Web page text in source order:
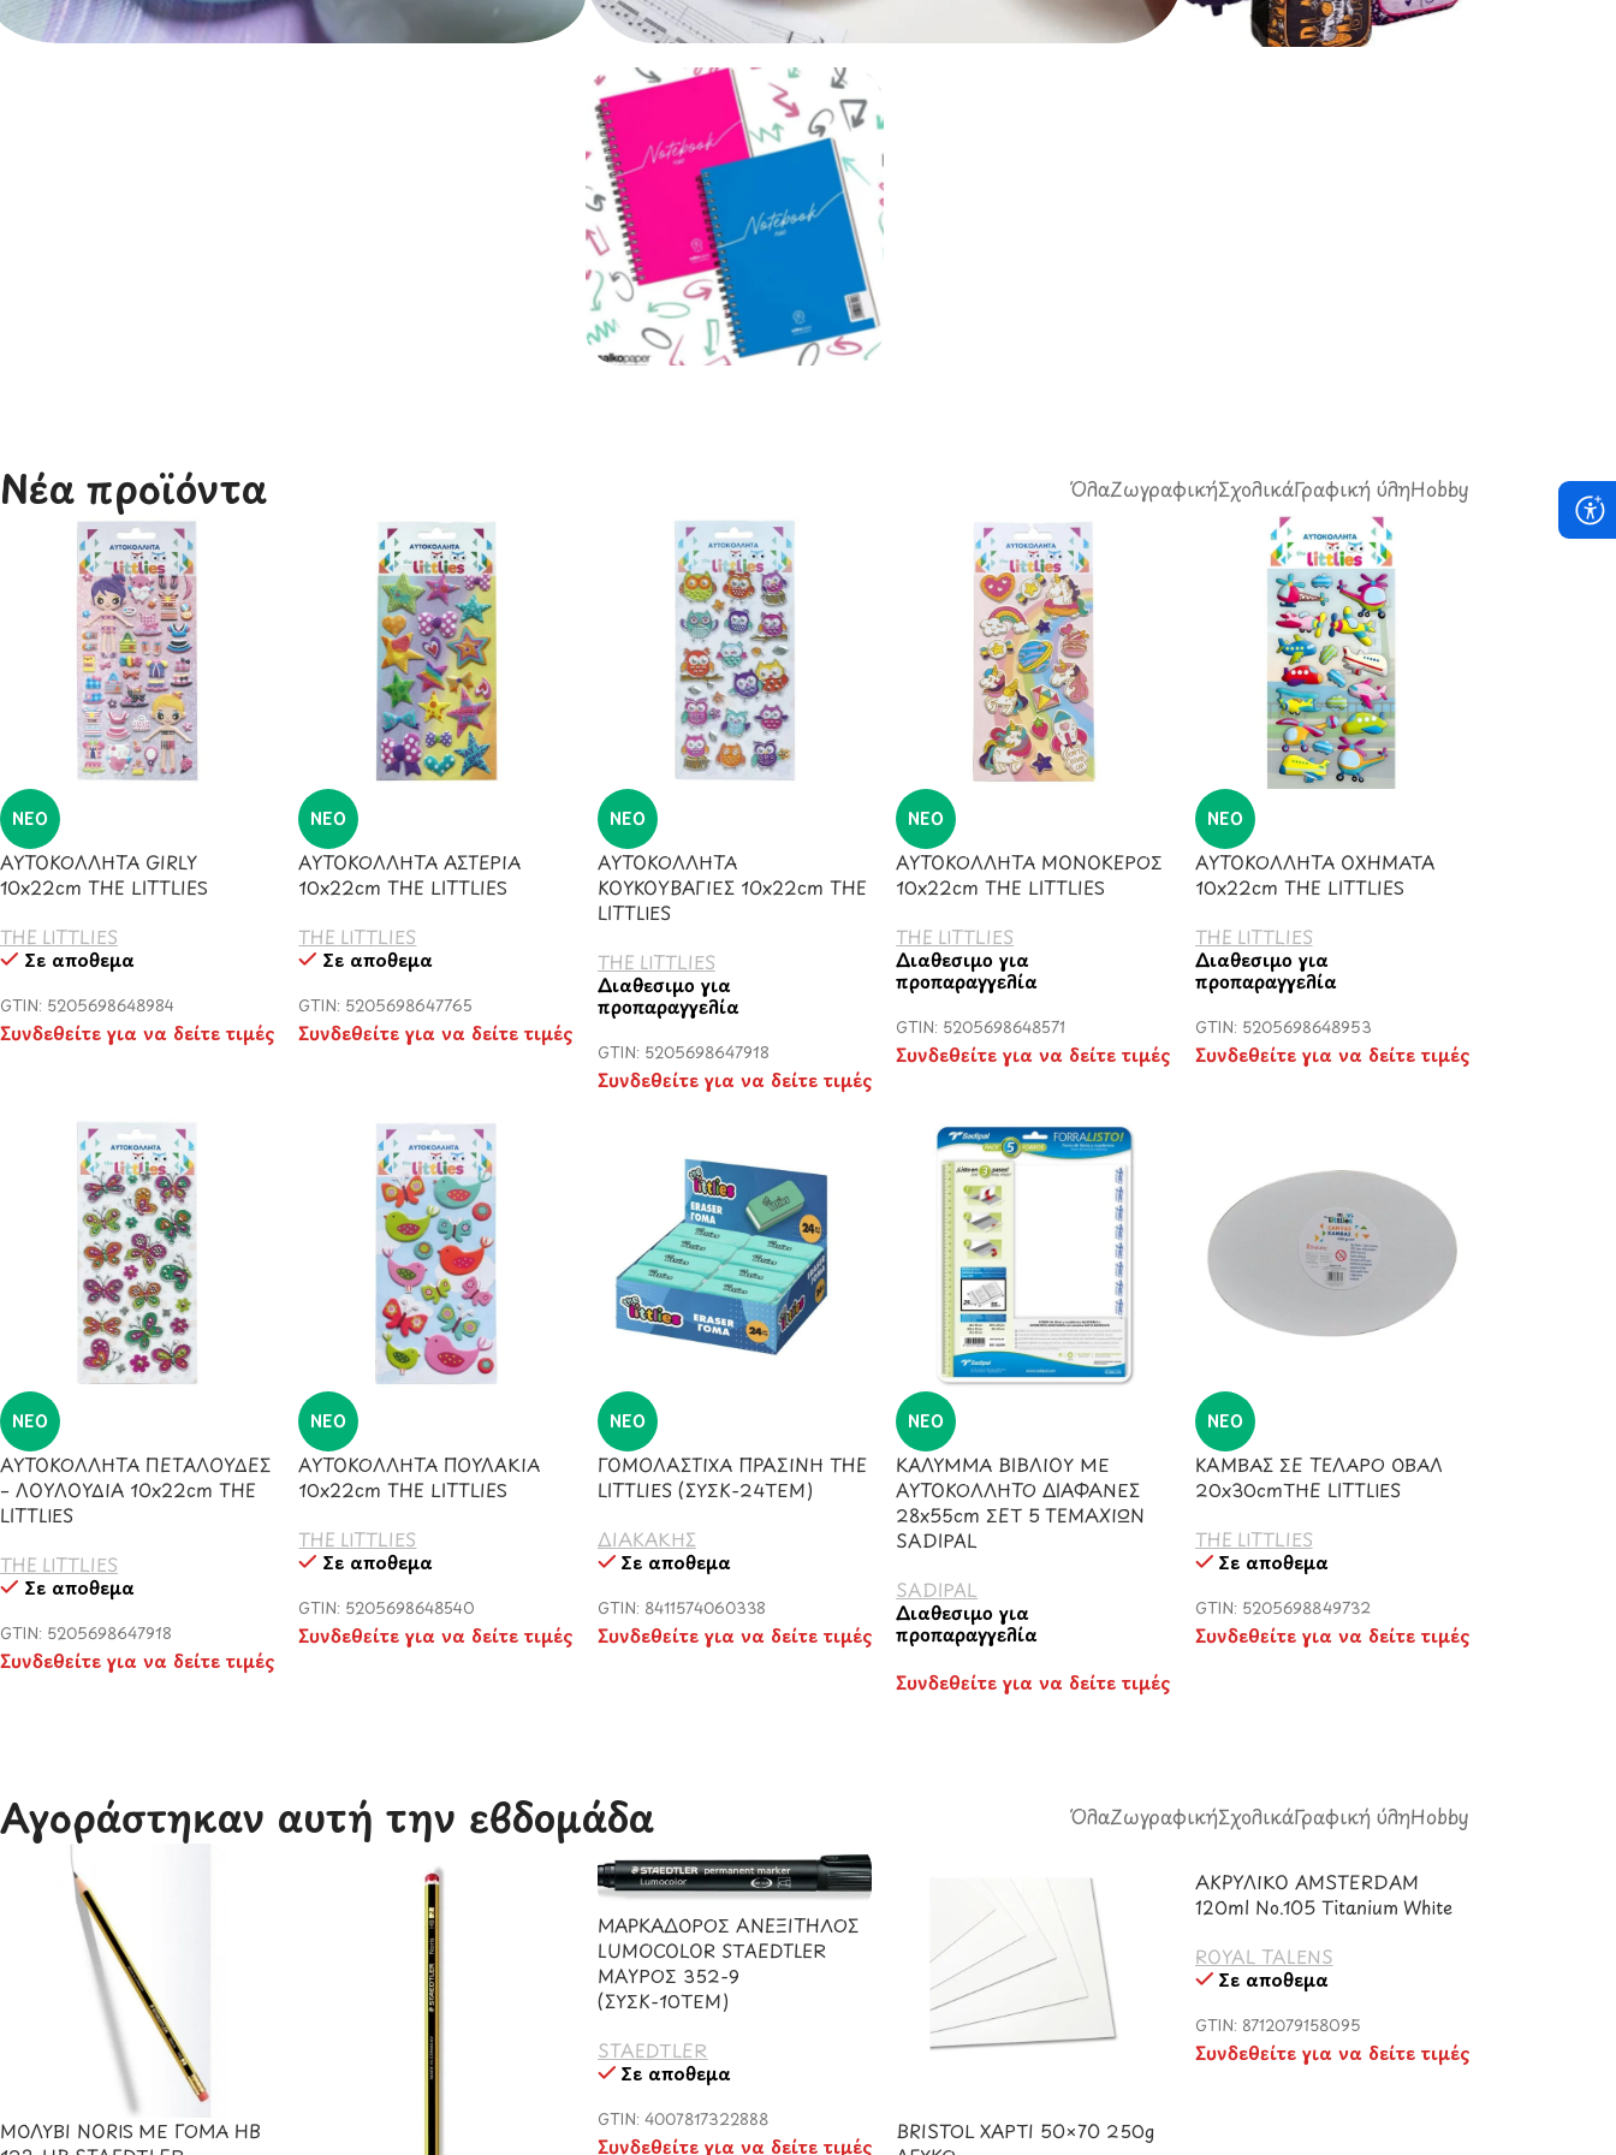
Hobby – Δημιουργικό
Νέα προϊόντα​ ΌλαΖωγραφικήΣχολικάΓραφική ύληHobby
ΝΈΟ
ΑΥΤΟΚΟΛΛΗΤΑ GIRLY
10x22cm THE LITTLIES
THE LITTLIES
Σε απόθεμα
GTIN: 5205698648984
Συνδεθείτε για να δείτε τιμές
ΝΈΟ
ΑΥΤΟΚΟΛΛΗΤΑ ΑΣΤΕΡΙΑ
10x22cm THE LITTLIES
THE LITTLIES
Σε απόθεμα
GTIN: 5205698647765
Συνδεθείτε για να δείτε τιμές
ΝΈΟ
ΑΥΤΟΚΟΛΛΗΤΑ
ΚΟΥΚΟΥΒΑΓΙΕΣ 10x22cm THE
LITTLIES
THE LITTLIES
Διαθέσιμο για
προπαραγγελία
GTIN: 5205698647918
Συνδεθείτε για να δείτε τιμές
ΝΈΟ
ΑΥΤΟΚΟΛΛΗΤΑ ΜΟΝΟΚΕΡΟΣ
10x22cm THE LITTLIES
THE LITTLIES
Διαθέσιμο για
προπαραγγελία
GTIN: 5205698648571
Συνδεθείτε για να δείτε τιμές
ΝΈΟ
ΑΥΤΟΚΟΛΛΗΤΑ ΟΧΗΜΑΤΑ
10x22cm THE LITTLIES
THE LITTLIES
Διαθέσιμο για
προπαραγγελία
GTIN: 5205698648953
Συνδεθείτε για να δείτε τιμές
ΝΈΟ
ΑΥΤΟΚΟΛΛΗΤΑ ΠΕΤΑΛΟΥΔΕΣ
– ΛΟΥΛΟΥΔΙΑ 10x22cm THE
LITTLIES
THE LITTLIES
Σε απόθεμα
GTIN: 5205698647918
Συνδεθείτε για να δείτε τιμές
ΝΈΟ
ΑΥΤΟΚΟΛΛΗΤΑ ΠΟΥΛΑΚΙΑ
10x22cm THE LITTLIES
THE LITTLIES
Σε απόθεμα
GTIN: 5205698648540
Συνδεθείτε για να δείτε τιμές
ΝΈΟ
ΓΟΜΟΛΑΣΤΙΧΑ ΠΡΑΣΙΝΗ THE
LITTLIES (ΣΥΣΚ-24ΤΕΜ)
ΔΙΑΚΑΚΗΣ
Σε απόθεμα
GTIN: 8411574060338
Συνδεθείτε για να δείτε τιμές
ΝΈΟ
ΚΑΛΥΜΜΑ ΒΙΒΛΙΟΥ ΜΕ
ΑΥΤΟΚΟΛΛΗΤΟ ΔΙΑΦΑΝΕΣ
28x55cm ΣΕΤ 5 ΤΕΜΑΧΙΩΝ
SADIPAL
SADIPAL
Διαθέσιμο για
προπαραγγελία
Συνδεθείτε για να δείτε τιμές
ΝΈΟ
ΚΑΜΒΑΣ ΣΕ ΤΕΛΑΡΟ ΟΒΑΛ
20x30cmΤΗΕ LITTLIES
THE LITTLIES
Σε απόθεμα
GTIN: 5205698849732
Συνδεθείτε για να δείτε τιμές
Αγοράστηκαν αυτή την εβδομάδα​ ΌλαΖωγραφικήΣχολικάΓραφική ύληHobby
ΜΟΛΥΒΙ NORIS ΜΕ ΓΟΜΑ HB
ΜΑΡΚΑΔΟΡΟΣ ΑΝΕΞΙΤΗΛΟΣ
LUMOCOLOR STAEDTLER
ΜΑΥΡΟΣ 352-9
(ΣΥΣΚ-10ΤΕΜ)
STAEDTLER
Σε απόθεμα
GTIN: 4007817322888
Συνδεθείτε για να δείτε τιμές
BRISTOL ΧΑΡΤΙ 50×70 250g
ΑΚΡΥΛΙΚΟ AMSTERDAM
120ml No.105 Titanium White
ROYAL TALENS
Σε απόθεμα
GTIN: 8712079158095
Συνδεθείτε για να δείτε τιμές